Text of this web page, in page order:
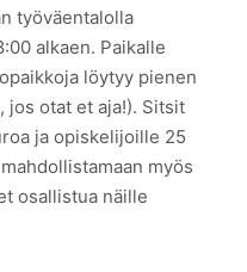
työväentalolla
alkaen. Paikalle
löytyy pienen
jos otat et aja!). Sitsit
ja opiskelijoille 25
myös
osallistua näille